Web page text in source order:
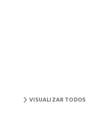
VISUALIZAR TODOS